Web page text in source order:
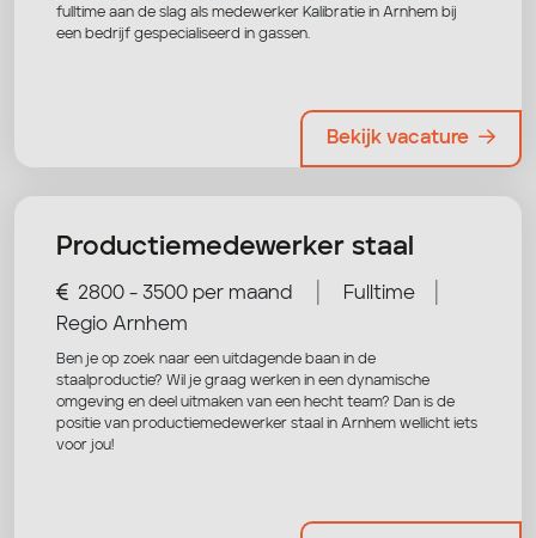
fulltime aan de slag als medewerker Kalibratie in Arnhem bij
een bedrijf gespecialiseerd in gassen.
Bekijk vacature
Productiemedewerker staal
2800 - 3500 per maand Fulltime
Regio Arnhem
Ben je op zoek naar een uitdagende baan in de
staalproductie? Wil je graag werken in een dynamische
omgeving en deel uitmaken van een hecht team? Dan is de
positie van productiemedewerker staal in Arnhem wellicht iets
voor jou!